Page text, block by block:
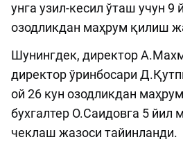
унга узил-кесил ўташ учун 9
озодликдан маҳрум қилиш
Шунингдек, директор
директор ўринбосари
ой 26 кун озодликдан
бухгалтер О.Саидовга 5 йил
чеклаш жазоси тайинланди.